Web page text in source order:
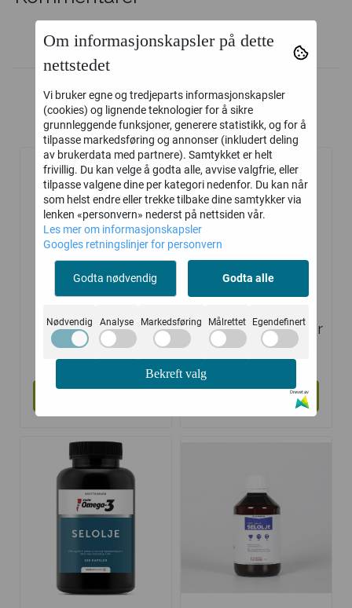
Kunder kjøpte også
Kloster
peppermynte-te
Ren MSM Tabletter
Om informasjonskapsler på dette
nettstedet
Vi bruker egne og tredjeparts informasjonskapsler
(cookies) og lignende teknologier for å sikre
grunnleggende funksjoner, generere statistikk, og for å
tilpasse markedsføring og annonser (inkludert deling
av brukerdata med partnere). Samtykket er helt
frivillig. Du kan velge å godta alle, avvise valgfrie, eller
tilpasse valgene dine per kategori nedenfor. Du kan når
som helst endre eller trekke tilbake dine samtykker via
lenken «personvern» nederst på nettsiden vår.
Les mer om informasjonskapsler
Googles retningslinjer for personvern
Godta nødvendig Godta alle
Nødvendig Analyse Markedsføring Målrettet Egendefinert
Bekreft valg
Drevet av